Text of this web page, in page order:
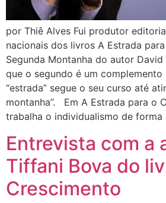
por Thiê Alves Fui produtor
nacionais dos livros A Estrada
Segunda Montanha do autor
que o segundo é um
“estrada” segue o seu curso até
montanha”. Em A Estrada para o
trabalha o individualismo de
Entrevista com a
Tiffani Bova do
Crescimento